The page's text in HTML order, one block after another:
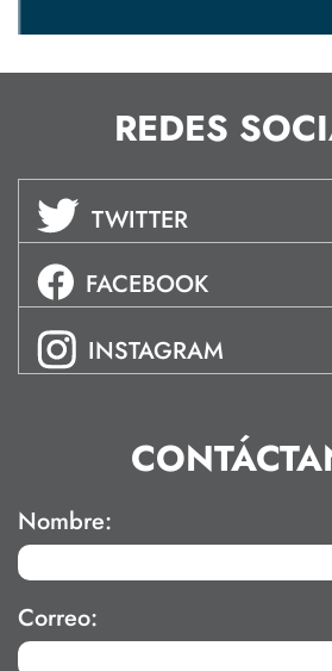
REDES
TWITTER
FACEBOOK
INSTAGRAM
Nombre:
Correo: